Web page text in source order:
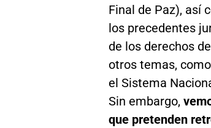
Final de Paz), así
los precedentes
de los derechos
otros temas,
el Sistema
Sin embargo,
que pretenden